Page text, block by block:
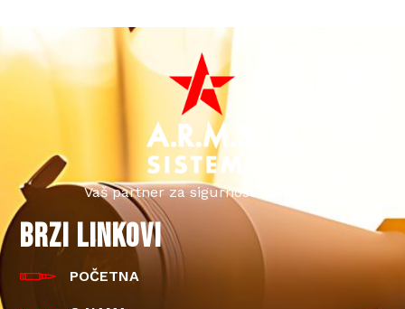
Vaš partner za sigurnost i kvalitet.
BRZI LINKOVI
POČETNA